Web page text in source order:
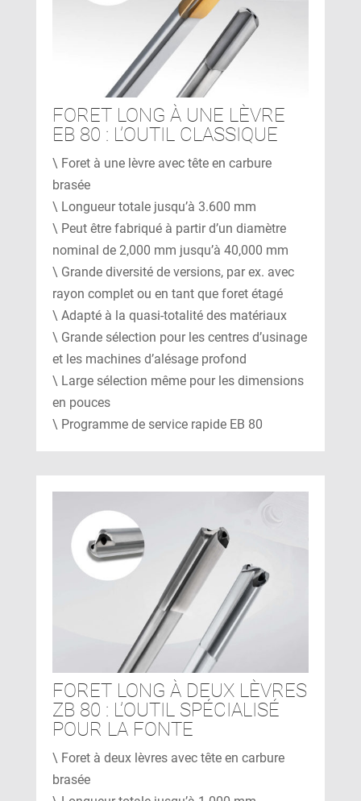
FORET LONG À UNE LÈVRE
EB 80 : L’OUTIL CLASSIQUE
\ Foret à une lèvre avec tête en carbure
brasée
\ Longueur totale jusqu’à 3.600 mm
\ Peut être fabriqué à partir d’un diamètre
nominal de 2,000 mm jusqu’à 40,000 mm
\ Grande diversité de versions, par ex. avec
rayon complet ou en tant que foret étagé
\ Adapté à la quasi-totalité des matériaux
\ Grande sélection pour les centres d’usinage
et les machines d’alésage profond
\ Large sélection même pour les dimensions
en pouces
\ Programme de service rapide EB 80
FORET LONG À DEUX LÈVRES
ZB 80 : L’OUTIL SPÉCIALISÉ
POUR LA FONTE
\ Foret à deux lèvres avec tête en carbure
brasée